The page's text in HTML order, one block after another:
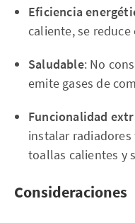
Eficiencia
caliente, se
Saludable: No
emite gases de
Funcionalidad
instalar
toallas calientes y
Consideraciones